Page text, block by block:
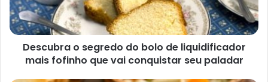
Caldassão muito bem-vindas, então, misture 1
medida de leite condensado com a mesma medida de
leite, fure o bolo e jogue por cima;
Para que obolo fique bem fofinho, peneire bastante a
farinha antes de colocar na massa. O seu quitute
Descubra o segredo do bolo de liquidificador
mais fofinho que vai conquistar seu paladar